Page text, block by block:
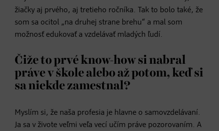
žiačky aj prvého, aj tretieho ročníka. Tak to bolo také, že
som sa ocitol „na druhej strane brehu“ a mal som
možnosť edukovať a vzdelávať mladých ľudí.
Čiže to prvé know-how si nabral
práve v škole alebo až potom, keď si
sa niekde zamestnal?
Myslím si, že naša profesia je hlavne o samovzdelávaní.
Ja sa v živote veľmi veľa vecí učím práve pozorovaním. A